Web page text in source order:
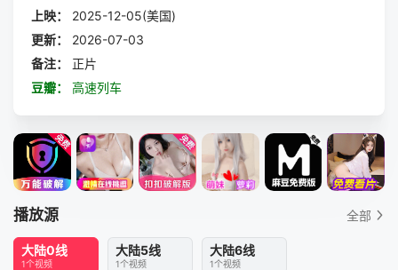
上映：
2025-12-05(美国)
更新：
2026-07-03
备注：
正片
豆瓣：
高速列车
播放源 全部
大陆0线
1个视频
大陆5线
1个视频
大陆6线
1个视频